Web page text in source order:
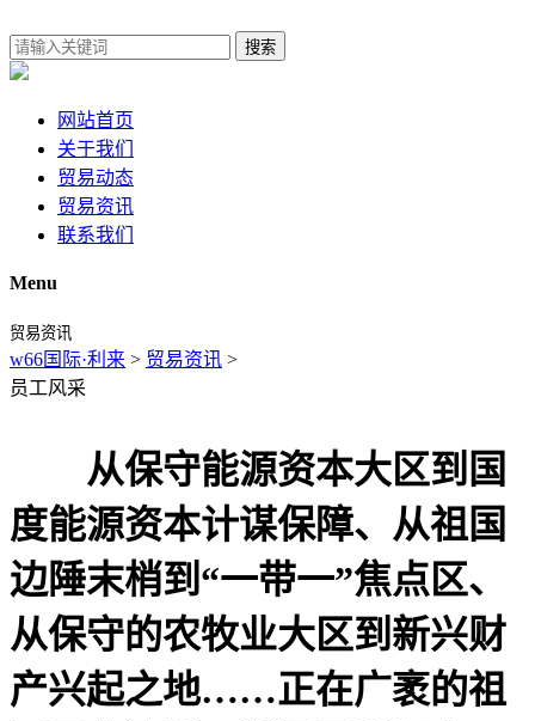
搜索
网站首页
关于我们
贸易动态
贸易资讯
联系我们
Menu
贸易资讯
w66国际·利来 > 贸易资讯 >
员工风采
从保守能源资本大区到国
度能源资本计谋保障、从祖国
边陲末梢到“一带一”焦点区、
从保守的农牧业大区到新兴财
产兴起之地……正在广袤的祖